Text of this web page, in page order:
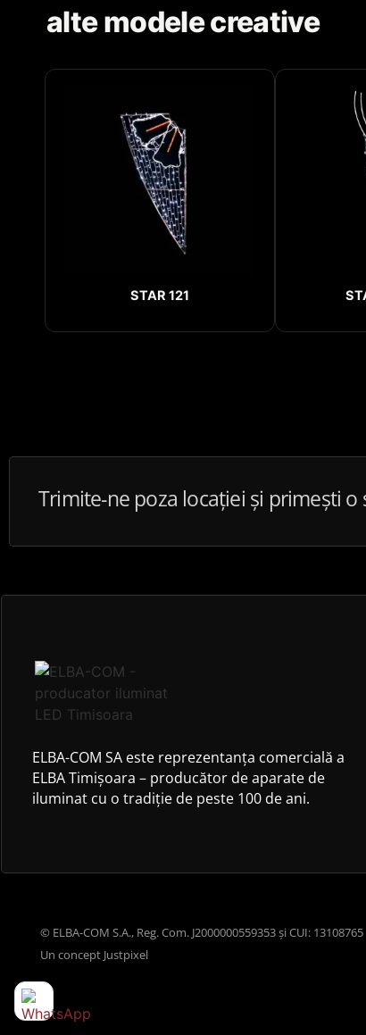
alte modele creative
STAR 121
Trimite-ne poza locației și primești
ELBA-COM SA este reprezentanța comercială a
ELBA Timișoara – producător de aparate de
iluminat cu o tradiție de peste 100 de ani.
© ELBA-COM S.A., Reg. Com. J2000000559353 și CUI: 13108765
Un concept Justpixel